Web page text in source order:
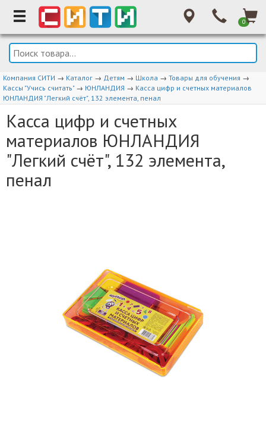
0
Компания СИТИ → Каталог → Детям → Школа → Товары для обучения →
Кассы "Учись считать" → ЮНЛАНДИЯ → Касса цифр и счетных материалов
ЮНЛАНДИЯ "Легкий счёт", 132 элемента, пенал
Касса цифр и счетных
материалов ЮНЛАНДИЯ
"Легкий счёт", 132 элемента,
пенал